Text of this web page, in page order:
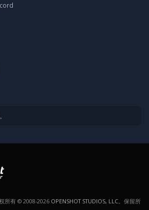
所有 © 2008-2026 OPENSHOT STUDIOS, LLC 。保留所